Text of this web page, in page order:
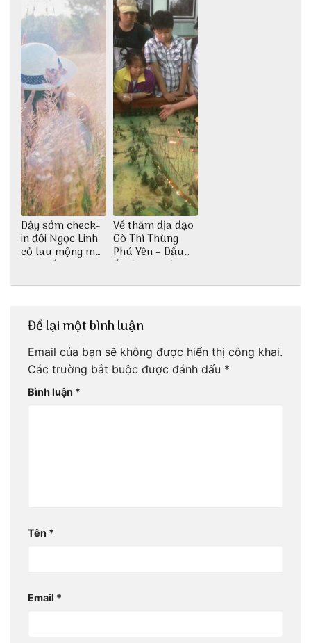
Dậy sớm check-
in đồi Ngọc Linh
cỏ lau mộng mơ
tại Huế nè bạn
Về thăm địa đạo
Gò Thì Thùng
Phú Yên – Dấu
ấn lịch sử còn
Để lại một bình luận
Email của bạn sẽ không được hiển thị công khai.
Các trường bắt buộc được đánh dấu *
Bình luận *
Tên *
Email *